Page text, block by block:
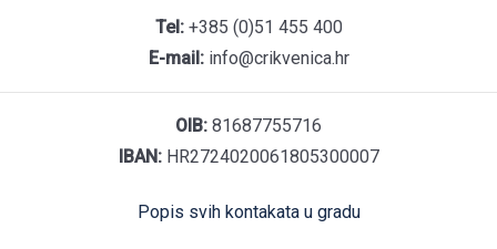
Tel:+385 (0)51 455 400
E-mail:info@crikvenica.hr
OIB: 81687755716
IBAN:HR2724020061805300007
Popis svih kontakata u gradu